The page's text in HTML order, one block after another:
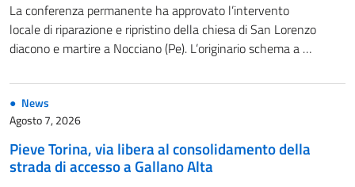
La conferenza permanente ha approvato l’intervento
locale di riparazione e ripristino della chiesa di San Lorenzo
diacono e martire a Nocciano (Pe). L’originario schema a …
News
Agosto 7, 2026
Pieve Torina, via libera al consolidamento della
strada di accesso a Gallano Alta